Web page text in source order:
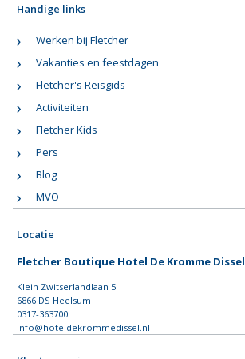
Handige links
Werken bij Fletcher
Vakanties en feestdagen
Fletcher's Reisgids
Activiteiten
Fletcher Kids
Pers
Blog
MVO
Locatie
Fletcher Boutique Hotel De Kromme Dissel
Klein Zwitserlandlaan 5
6866 DS Heelsum
0317-363700
info@hoteldekrommedissel.nl